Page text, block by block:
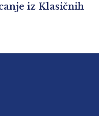
iz Klasičnih